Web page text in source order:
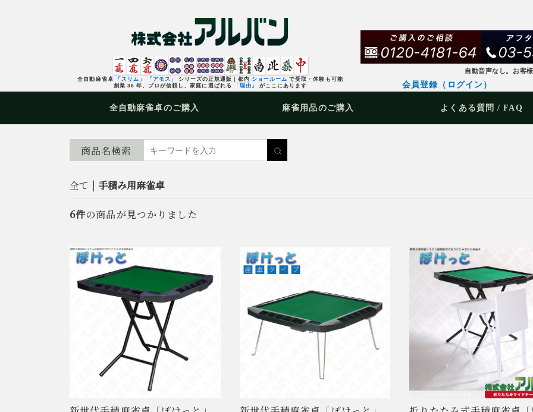
全自動麻雀卓 「スリム」 「アモス」 シリーズの正規通販｜都内 ショールーム で受取・体験も可能
創業 36 年、プロが信頼し、家庭に選ばれる 「理由」 がここにあります
自動音声なし。お客
会員登録（ログイン）
全自動麻雀卓のご購入 麻雀用品のご購入 よくある質問 / FAQ
商品名検索
全て | 手積み用麻雀卓
6件の商品が見つかりました